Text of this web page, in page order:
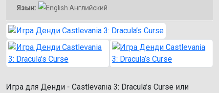
Язык:
Английский
Игра для Денди - Castlevania 3: Dracula’s Curse или